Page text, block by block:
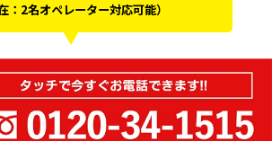
：2名オペレーター対応可能）